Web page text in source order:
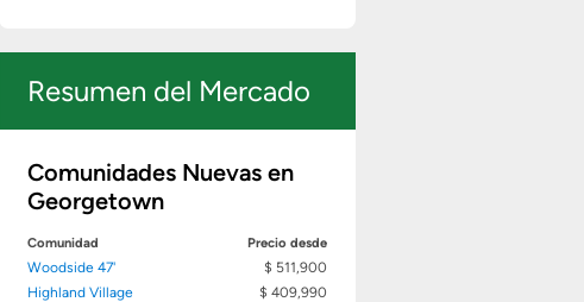
Resumen del Mercado
Comunidades Nuevas en
Georgetown
Comunidad
Precio desde
Woodside 47'
$ 511,900
Highland Village
$ 409,990